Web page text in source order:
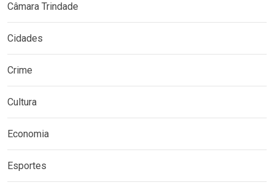
Câmara Trindade
Cidades
Crime
Cultura
Economia
Esportes